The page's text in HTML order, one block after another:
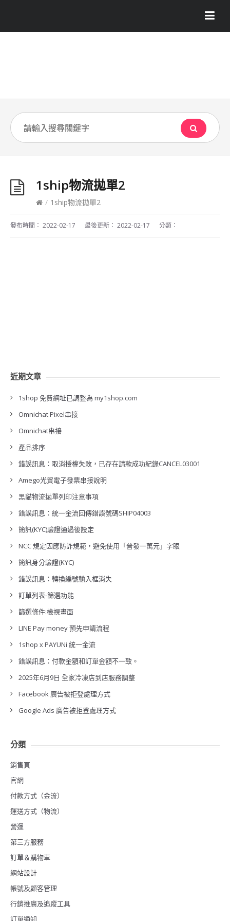
1ship物流拋單2
/ 1ship物流拋單2
發布時間： 2022-02-17 最後更新： 2022-02-17 分類：
近期文章
1shop 免費網址已調整為 my1shop.com
Omnichat Pixel串接
Omnichat串接
產品排序
錯誤訊息：取消授權失敗，已存在請款成功紀錄CANCEL03001
Amego光貿電子發票串接說明
黑貓物流拋單列印注意事項
錯誤訊息：統一金流回傳錯誤號碼SHIP04003
簡訊(KYC)驗證通過後設定
NCC 規定因應防詐規範，避免使用「普發一萬元」字眼
簡訊身分驗證(KYC)
錯誤訊息：轉換編號輸入框消失
訂單列表-篩選功能
篩選條件:檢視畫面
LINE Pay money 預先申請流程
1shop x PAYUNi 統一金流
錯誤訊息：付款金額和訂單金額不一致。
2025年6月9日 全家冷凍店到店服務調整
Facebook 廣告被拒登處理方式
Google Ads 廣告被拒登處理方式
分類
銷售頁
官網
付款方式（金流）
運送方式（物流）
營運
第三方服務
訂單＆購物車
網站設計
帳號及顧客管理
行銷推廣及追蹤工具
訂單通知